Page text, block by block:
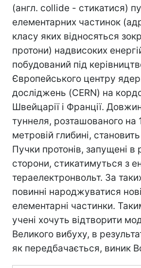
(англ. collide - стикатися)
елементарних частинок
класу яких відносяться
протони) надвисоких
побудований під
Європейського центру
досліджень (CERN) на
Швейцарії і Франції.
туннеля, розташованого на
метровій глибині,
Пучки протонів, запущені в
сторони, стикатимуться з
тераелектронвольт. За
повинні народжуватися нові
елементарні частинки.
учені хочуть відтворити
Великого вибуху, в
як передбачається, виник